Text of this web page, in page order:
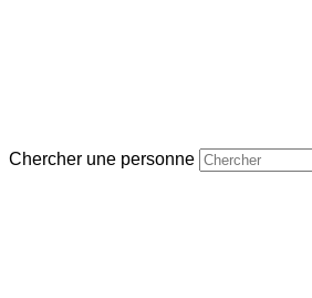
Chercher une personne